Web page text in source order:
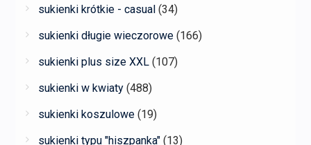
sukienki krótkie - casual (34)
sukienki długie wieczorowe (166)
sukienki plus size XXL (107)
sukienki w kwiaty (488)
sukienki koszulowe (19)
sukienki typu "hiszpanka" (13)